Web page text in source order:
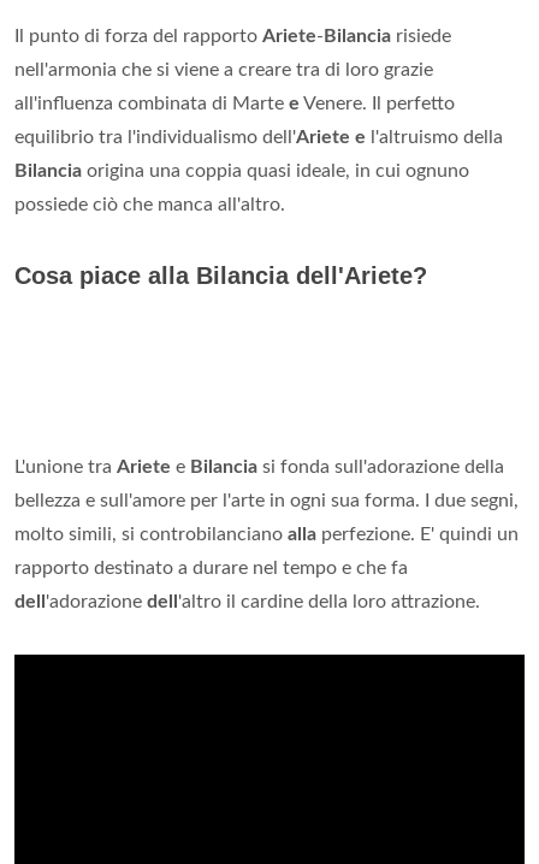
Il punto di forza del rapporto Ariete- Bilancia risiede
nell'armonia che si viene a creare tra di loro grazie
all'influenza combinata di Marte e Venere. Il perfetto
equilibrio tra l'individualismo dell'Ariete e l'altruismo della
Bilancia origina una coppia quasi ideale, in cui ognuno
possiede ciò che manca all'altro.
Cosa piace alla Bilancia dell'Ariete?
L'unione tra Ariete e Bilancia si fonda sull'adorazione della
bellezza e sull'amore per l'arte in ogni sua forma. I due segni,
molto simili, si controbilanciano alla perfezione. E' quindi un
rapporto destinato a durare nel tempo e che fa
dell 'adorazione dell 'altro il cardine della loro attrazione.